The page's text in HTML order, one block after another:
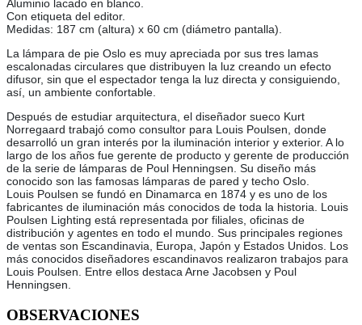
Aluminio lacado en blanco.
Con etiqueta del editor.
Medidas: 187 cm (altura) x 60 cm (diámetro pantalla).
La lámpara de pie Oslo es muy apreciada por sus tres lamas
escalonadas circulares que distribuyen la luz creando un efecto
difusor, sin que el espectador tenga la luz directa y consiguiendo,
así, un ambiente confortable.
Después de estudiar arquitectura, el diseñador sueco Kurt
Norregaard trabajó como consultor para Louis Poulsen, donde
desarrolló un gran interés por la iluminación interior y exterior. A lo
largo de los años fue gerente de producto y gerente de producción
de la serie de lámparas de Poul Henningsen. Su diseño más
conocido son las famosas lámparas de pared y techo Oslo.
Louis Poulsen se fundó en Dinamarca en 1874 y es uno de los
fabricantes de iluminación más conocidos de toda la historia. Louis
Poulsen Lighting está representada por filiales, oficinas de
distribución y agentes en todo el mundo. Sus principales regiones
de ventas son Escandinavia, Europa, Japón y Estados Unidos. Los
más conocidos diseñadores escandinavos realizaron trabajos para
Louis Poulsen. Entre ellos destaca Arne Jacobsen y Poul
Henningsen.
OBSERVACIONES